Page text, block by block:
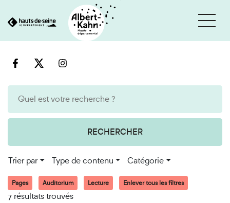
au
RECHERCHER
Trier par Type de contenu Catégorie
Pages Auditorium Lecture Enlever tous les filtres
7 résultats trouvés
Cookies et traceurs utilisés sur ce site